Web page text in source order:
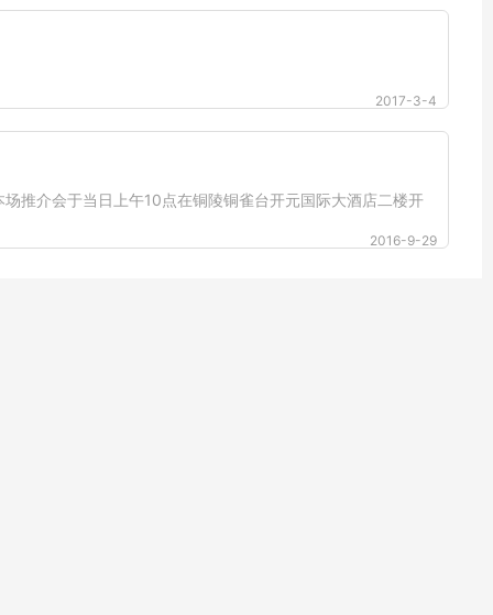
2017-3-4
推介会于当日上午10点在铜陵铜雀台开元国际大酒店二楼开
2016-9-29